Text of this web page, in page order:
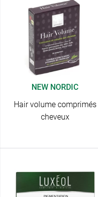
NEW NORDIC
Hair volume comprimés
cheveux